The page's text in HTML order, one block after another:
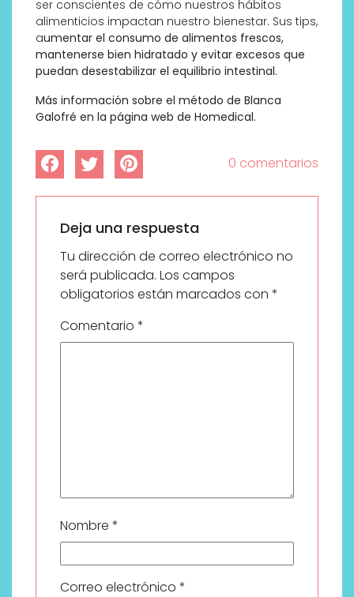
ser conscientes de cómo nuestros hábitos
alimenticios impactan nuestro bienestar. Sus tips,
aumentar el consumo de alimentos frescos,
mantenerse bien hidratado y evitar excesos que
puedan desestabilizar el equilibrio intestinal.
Más información sobre el método de Blanca
Galofré en la página web de Homedical.
0 comentarios
Deja una respuesta
Tu dirección de correo electrónico no
será publicada. Los campos
obligatorios están marcados con *
Comentario *
Nombre *
Correo electrónico *